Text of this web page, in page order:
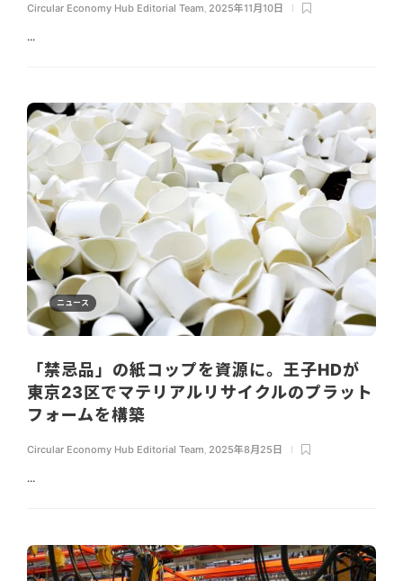
Circular Economy Hub Editorial Team 2025年11月10日
...
ニュース
「禁忌品」の紙コップを資源に。王子HDが
東京23区でマテリアルリサイクルのプラット
フォームを構築
Circular Economy Hub Editorial Team 2025年8月25日
...